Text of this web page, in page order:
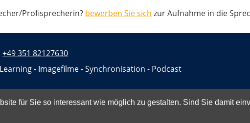
für Sie so interessant wie möglich zu gestalten. Sind Sie damit
Profisprecherin? bewerben Sie sich zur Aufnahme in die
+49 351 82127630
- Imagefilme - Synchronisation - Podcast